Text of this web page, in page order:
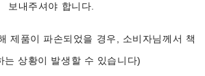
보내주셔야 합니다.
제품이 파손되었을 경우, 소비자님께서 책
는 상황이 발생할 수 있습니다)